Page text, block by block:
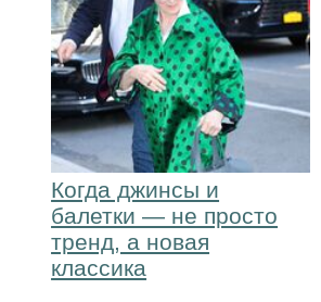
Когда джинсы и
балетки — не просто
тренд, а новая
классика